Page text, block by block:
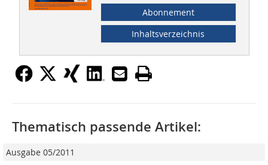
Abonnement
Inhaltsverzeichnis
Thematisch passende Artikel:
Ausgabe 05/2011